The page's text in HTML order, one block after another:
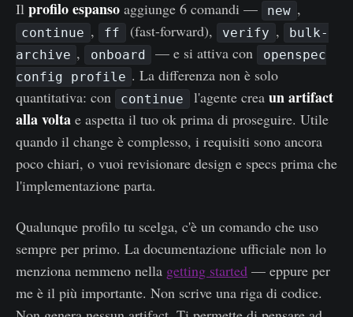
Il profilo espanso aggiunge 6 comandi — new ,
continue , ff (fast-forward), verify ,
bulk-
archive , onboard — e si attiva con
openspec
config profile . La differenza non è solo
quantitativa: con
continue l'agente crea un artifact
alla volta e aspetta il tuo ok prima di proseguire. Utile
quando il change è complesso, i requisiti sono ancora
poco chiari, o vuoi revisionare design e specs prima che
l'implementazione parta.
Qualunque profilo tu scelga, c'è un comando che uso
sempre per primo. La documentazione ufficiale non lo
menziona nemmeno nella getting started — eppure per
me è il più importante. Non scrive una riga di codice.